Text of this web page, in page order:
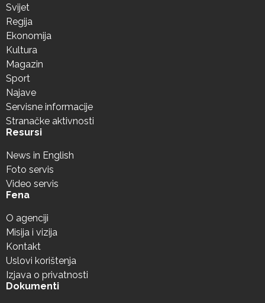
Svijet
Regija
Ekonomija
Kultura
Magazin
Sport
Najave
Servisne informacije
Stranačke aktivnosti
Resursi
News in English
Foto servis
Video servis
Fena
O agenciji
Misija i vizija
Kontakt
Uslovi korištenja
Izjava o privatnosti
Dokumenti